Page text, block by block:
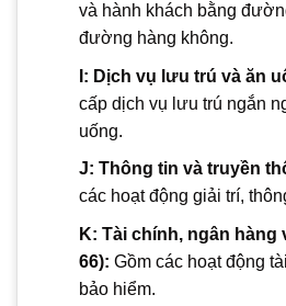
và hành khách bằng
đường hàng không.
I: Dịch vụ lưu trú và ăn
cấp dịch vụ lưu trú ngắn
uống.
J: Thông tin và truyền
các hoạt động giải trí,
K: Tài chính, ngân hàng
66): Gồm các hoạt động
bảo hiểm.